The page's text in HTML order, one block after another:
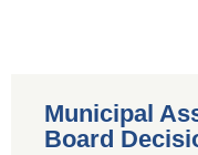
Municipal
Board